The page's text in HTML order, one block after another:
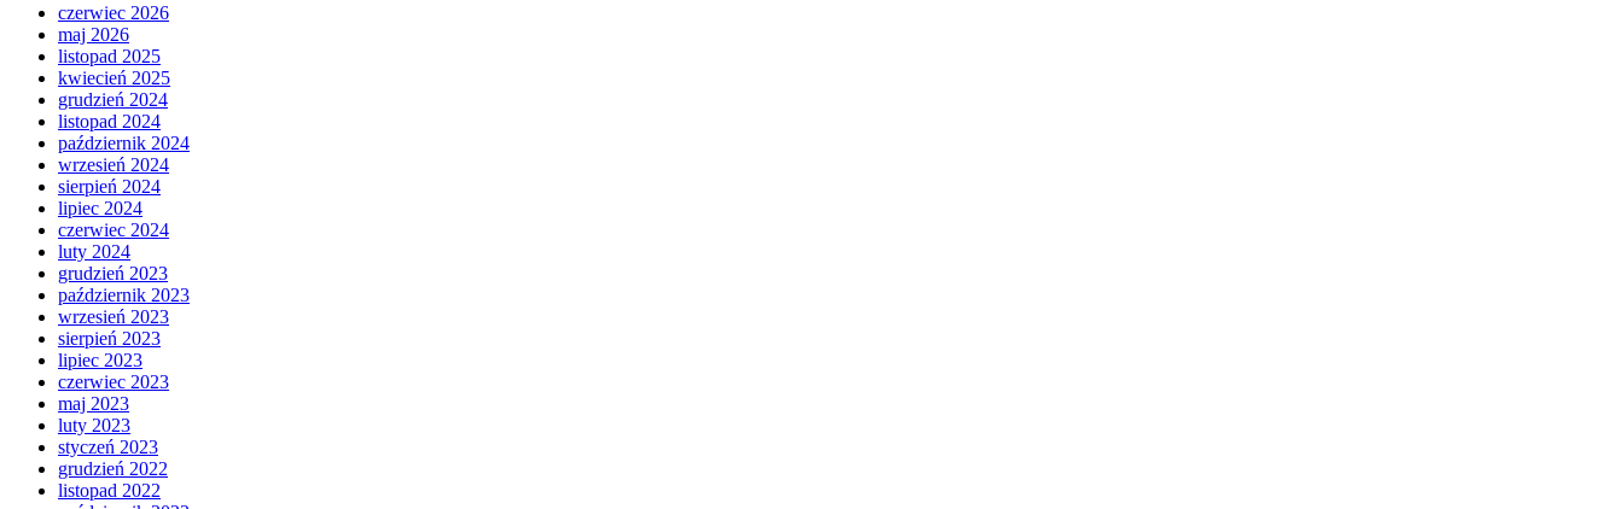
czerwiec 2026
maj 2026
listopad 2025
kwiecień 2025
grudzień 2024
listopad 2024
październik 2024
wrzesień 2024
sierpień 2024
lipiec 2024
czerwiec 2024
luty 2024
grudzień 2023
październik 2023
wrzesień 2023
sierpień 2023
lipiec 2023
czerwiec 2023
maj 2023
luty 2023
styczeń 2023
grudzień 2022
listopad 2022